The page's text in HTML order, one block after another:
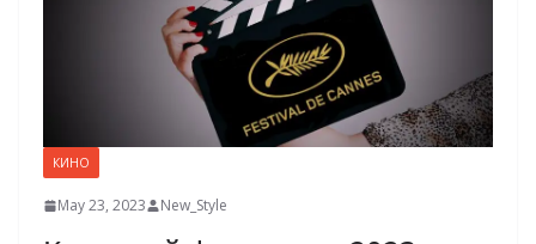
КИНО
May 23, 2023 New_Style